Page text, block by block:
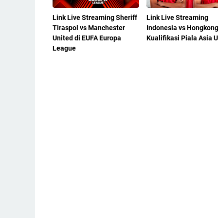
Link Live Streaming Sheriff
Tiraspol vs Manchester
United di EUFA Europa
League
Link Live Streaming
Indonesia vs
Kualifikasi Piala Asia